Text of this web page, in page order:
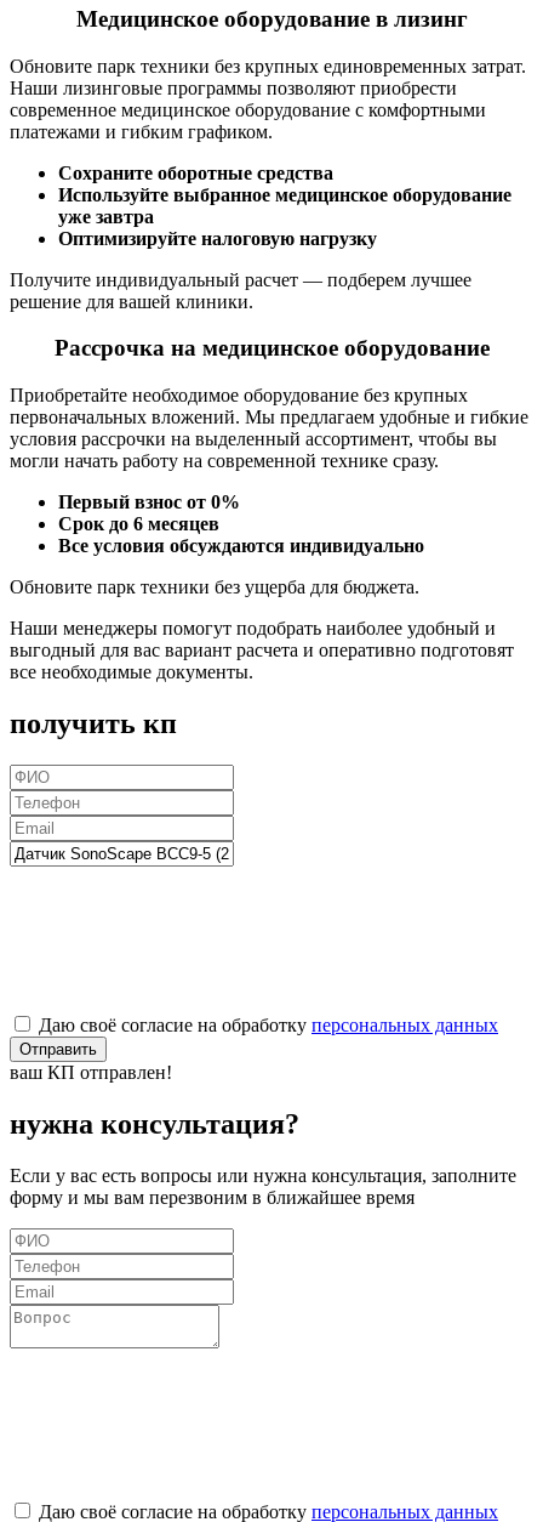
Медицинское оборудование в лизинг
Обновите парк техники без крупных единовременных затрат.
Наши лизинговые программы позволяют приобрести
современное медицинское оборудование с комфортными
платежами и гибким графиком.
Сохраните оборотные средства
Используйте выбранное медицинское оборудование
уже завтра
Оптимизируйте налоговую нагрузку
Получите индивидуальный расчет — подберем лучшее
решение для вашей клиники.
Рассрочка на медицинское оборудование
Приобретайте необходимое оборудование без крупных
первоначальных вложений. Мы предлагаем удобные и гибкие
условия рассрочки на выделенный ассортимент, чтобы вы
могли начать работу на современной технике сразу.
Первый взнос от 0%
Срок до 6 месяцев
Все условия обсуждаются индивидуально
Обновите парк техники без ущерба для бюджета.
Наши менеджеры помогут подобрать наиболее удобный и
выгодный для вас вариант расчета и оперативно подготовят
все необходимые документы.
получить кп
Даю своё согласие на обработку персональных данных
Отправить
ваш КП отправлен!
нужна консультация?
Если у вас есть вопросы или нужна консультация, заполните
форму и мы вам перезвоним в ближайшее время
Даю своё согласие на обработку персональных данных